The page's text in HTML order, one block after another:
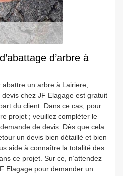
d’arbre à
un arbre à Lairiere,
chez JF Elagage est gratuit
du client. Dans ce cas, pour
projet ; veuillez compléter le
de devis. Dès que cela
un devis bien détaillé et bien
aide à connaître la totalité des
ce projet. Sur ce, n’attendez
Elagage pour demander un